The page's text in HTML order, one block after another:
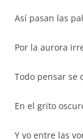
Así pasan las
Por la aurora
Todo pensar se
En el grito
Y yo entre las